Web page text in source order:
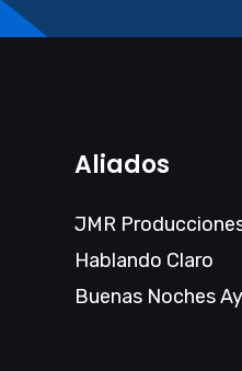
Aliados
JMR
Hablando Claro
Buenas Noches